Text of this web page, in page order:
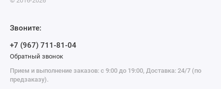
Звоните:
+7 (967) 711-81-04
Обратный звонок
Прием и выполнение заказов: с 9:00 до 19:00, Доставка: 24/7 (по
предзаказу).